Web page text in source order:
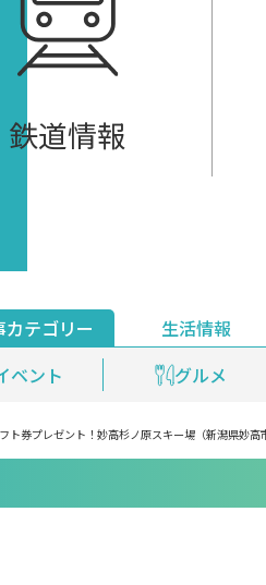
鉄道情報
カテゴリー
ベント グルメ
生活情報
安全安心情報
ライブ配信
ト券プレゼント！妙高杉ノ原スキー場（新潟県妙高